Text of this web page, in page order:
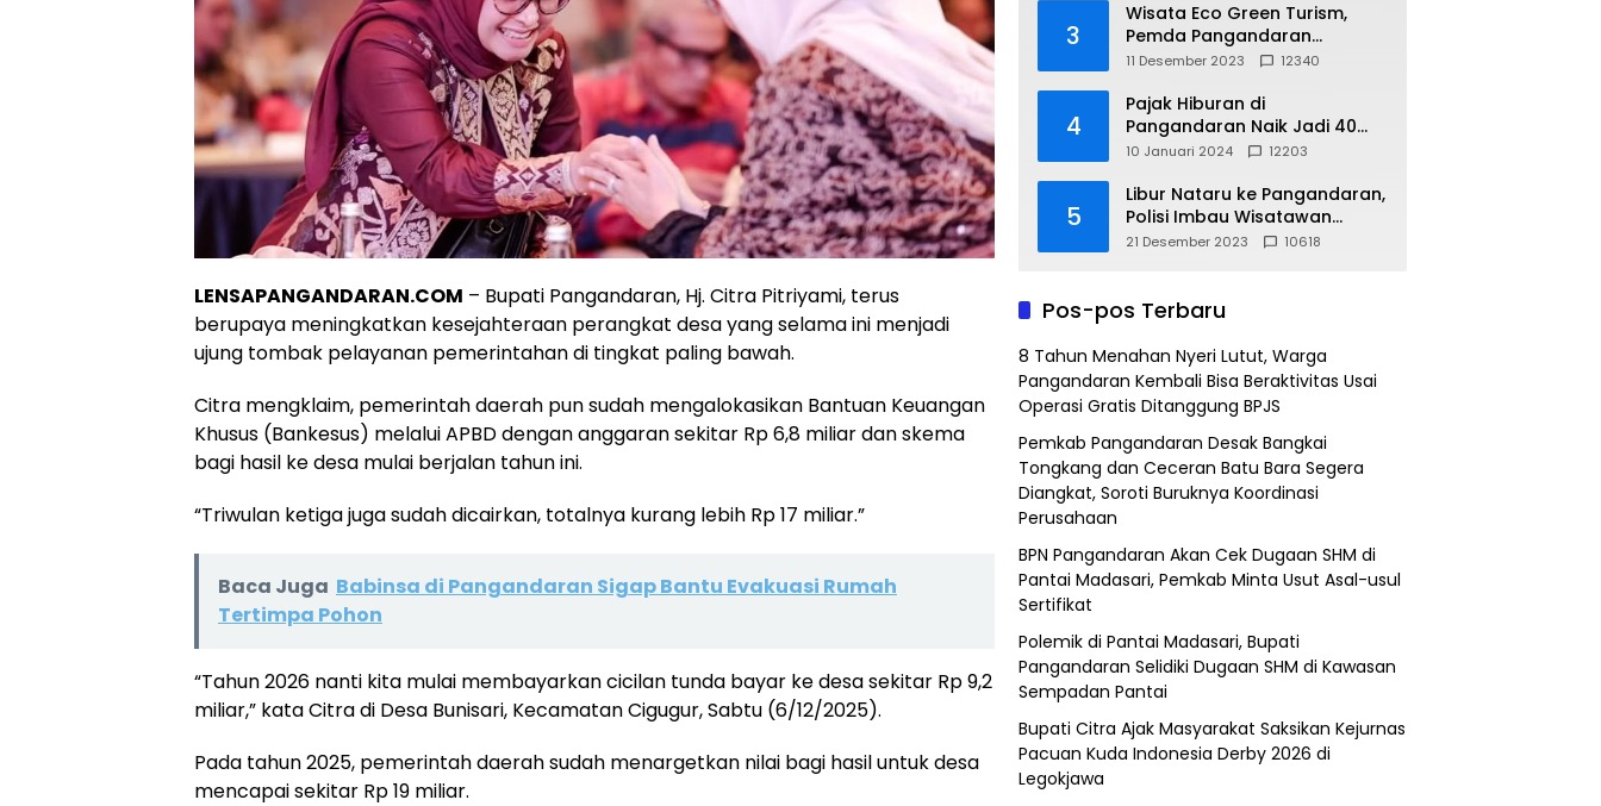
LENSAPANGANDARAN.COM – Bupati Pangandaran, Hj. Citra Pitriyami, terus
berupaya meningkatkan kesejahteraan perangkat desa yang selama ini menjadi
ujung tombak pelayanan pemerintahan di tingkat paling bawah.
Citra mengklaim, pemerintah daerah pun sudah mengalokasikan Bantuan Keuangan
Khusus (Bankesus) melalui APBD dengan anggaran sekitar Rp 6,8 miliar dan skema
bagi hasil ke desa mulai berjalan tahun ini.
“Triwulan ketiga juga sudah dicairkan, totalnya kurang lebih Rp 17 miliar.”
Baca Juga Babinsa di Pangandaran Sigap Bantu Evakuasi Rumah
Tertimpa Pohon
“Tahun 2026 nanti kita mulai membayarkan cicilan tunda bayar ke desa sekitar Rp 9,2
miliar,” kata Citra di Desa Bunisari, Kecamatan Cigugur, Sabtu (6/12/2025).
Pada tahun 2025, pemerintah daerah sudah menargetkan nilai bagi hasil untuk desa
mencapai sekitar Rp 19 miliar.
3
Wisata Eco Green Turism,
Pemda Pangandaran
Gandeng PLN
11 Desember 2023 12340
4
Pajak Hiburan di
Pangandaran Naik Jadi 40
Persen
10 Januari 2024 12203
5
Libur Nataru ke Pangandaran,
Polisi Imbau Wisatawan
Gunakan Jalur Arteri
21 Desember 2023 10618
Pos-pos Terbaru
8 Tahun Menahan Nyeri Lutut, Warga
Pangandaran Kembali Bisa Beraktivitas Usai
Operasi Gratis Ditanggung BPJS
Pemkab Pangandaran Desak Bangkai
Tongkang dan Ceceran Batu Bara Segera
Diangkat, Soroti Buruknya Koordinasi
Perusahaan
BPN Pangandaran Akan Cek Dugaan SHM di
Pantai Madasari, Pemkab Minta Usut Asal-usul
Sertifikat
Polemik di Pantai Madasari, Bupati
Pangandaran Selidiki Dugaan SHM di Kawasan
Sempadan Pantai
Bupati Citra Ajak Masyarakat Saksikan Kejurnas
Pacuan Kuda Indonesia Derby 2026 di
Legokjawa